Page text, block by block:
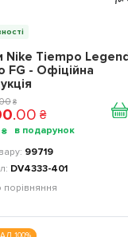
Nike Tiempo
FG - Офіційна
₴
.00 ₴
₴
99719
DV4333-401
порівняння